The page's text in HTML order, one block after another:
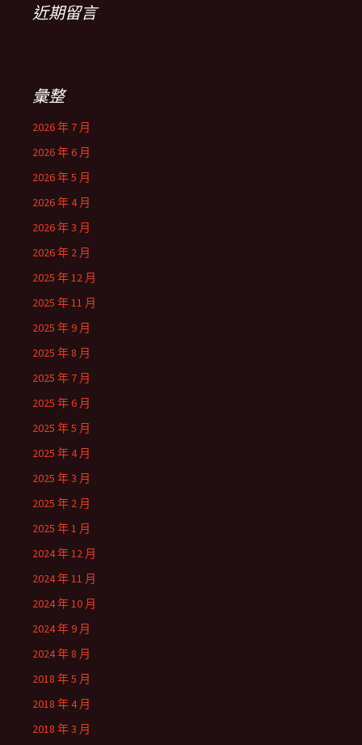
近期留言
彙整
2026 年 7 月
2026 年 6 月
2026 年 5 月
2026 年 4 月
2026 年 3 月
2026 年 2 月
2025 年 12 月
2025 年 11 月
2025 年 9 月
2025 年 8 月
2025 年 7 月
2025 年 6 月
2025 年 5 月
2025 年 4 月
2025 年 3 月
2025 年 2 月
2025 年 1 月
2024 年 12 月
2024 年 11 月
2024 年 10 月
2024 年 9 月
2024 年 8 月
2018 年 5 月
2018 年 4 月
2018 年 3 月